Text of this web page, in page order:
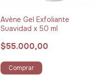
Avène Gel Exfoliante
Suavidad x 50 ml
$55.000,00
Comprar